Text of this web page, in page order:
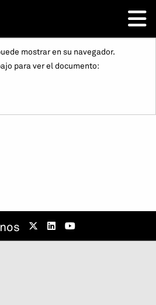
mostrar en su navegador.
para ver el documento: